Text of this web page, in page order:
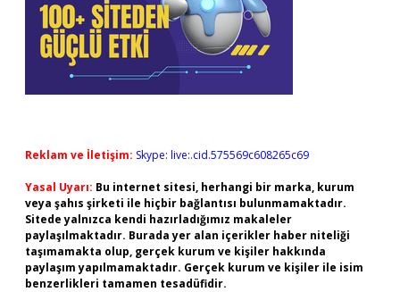
Reklam ve İletişim: Skype: live:.cid.575569c608265c69
Yasal Uyarı: Bu internet sitesi, herhangi bir marka, kurum
veya şahıs şirketi ile hiçbir bağlantısı bulunmamaktadır.
Sitede yalnızca kendi hazırladığımız makaleler
paylaşılmaktadır. Burada yer alan içerikler haber niteliği
taşımamakta olup, gerçek kurum ve kişiler hakkında
paylaşım yapılmamaktadır. Gerçek kurum ve kişiler ile isim
benzerlikleri tamamen tesadüfidir.